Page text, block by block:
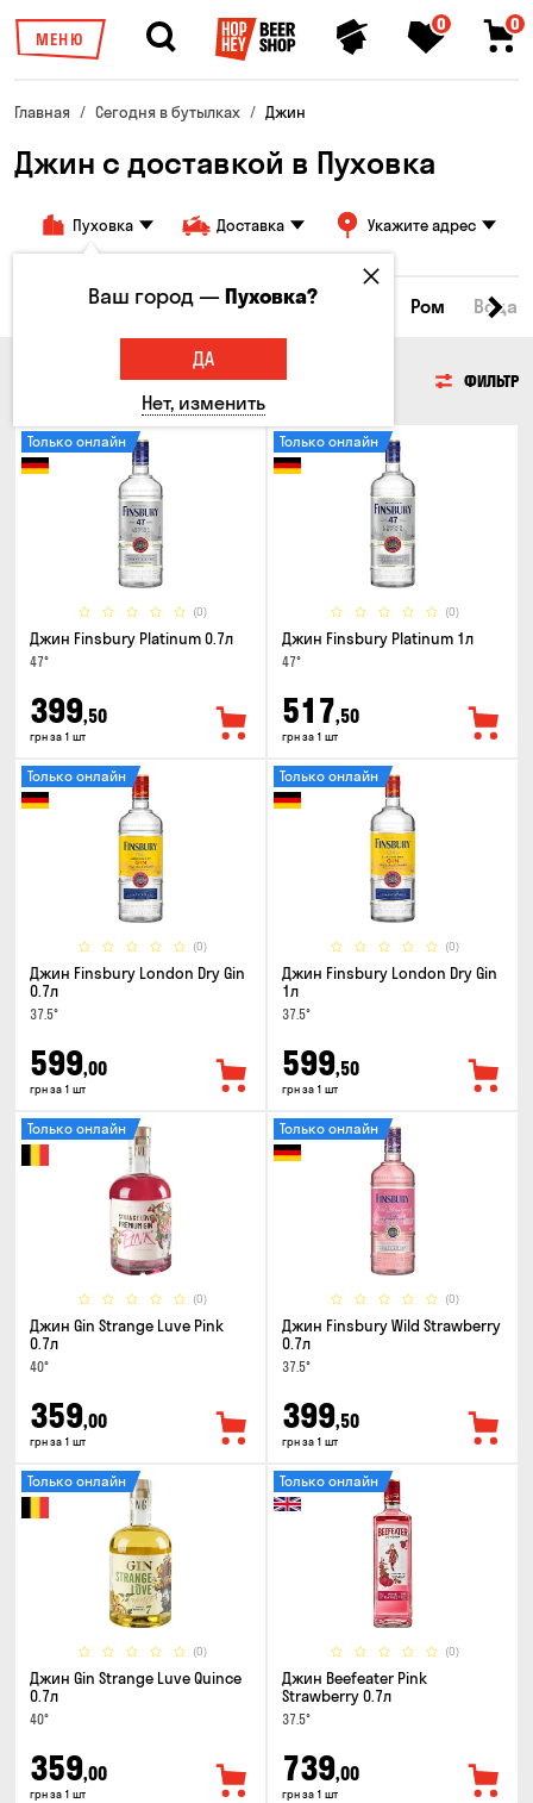
МЕНЮ
0 0
Главная Сегодня в бутылках Джин
Джин с доставкой в Пуховка
Пуховка Доставка Укажите адрес
Коньяки и бренди Джин Ром Вода
ФИЛЬТР
(0)
Только онлайн
Джин Finsbury Platinum 0.7л
47°
399,50
грн за 1 шт
(0)
Только онлайн
Джин Finsbury Platinum 1л
47°
517,50
грн за 1 шт
(0)
Только онлайн
Джин Finsbury London Dry Gin
0.7л
37.5°
599,00
грн за 1 шт
(0)
Только онлайн
Джин Finsbury London Dry Gin
1л
37.5°
599,50
грн за 1 шт
(0)
Только онлайн
Джин Gin Strange Luve Pink
0.7л
40°
359,00
грн за 1 шт
(0)
Только онлайн
Джин Finsbury Wild Strawberry
0.7л
37.5°
399,50
грн за 1 шт
(0)
Только онлайн
Джин Gin Strange Luve Quince
0.7л
40°
359,00
грн за 1 шт
(0)
Только онлайн
Джин Beefeater Pink
Strawberry 0.7л
37.5°
739,00
грн за 1 шт
Ваш город —Пуховка?
ДА
Нет, изменить